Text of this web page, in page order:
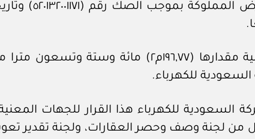
بمساحة إجمالية مقدارها (١٩٦,٧٧م٢)
للكهرباء.
السعودية للكهرباء هذا القرار للجهات